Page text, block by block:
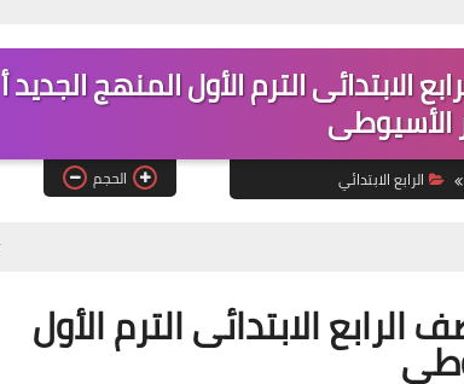
الابتدائى الترم الأول المنهج الجديد أ
الأسيوطى
الرابع الابتدائي الحجم
الابتدائى الترم الأول